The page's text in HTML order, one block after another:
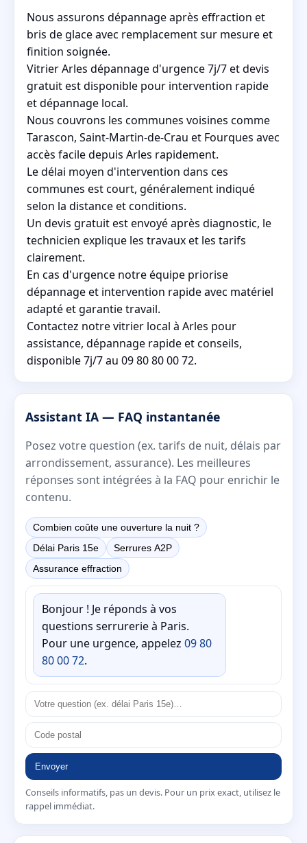
Nous assurons dépannage après effraction et
bris de glace avec remplacement sur mesure et
finition soignée.
Vitrier Arles dépannage d'urgence 7j/7 et devis
gratuit est disponible pour intervention rapide
et dépannage local.
Nous couvrons les communes voisines comme
Tarascon, Saint-Martin-de-Crau et Fourques avec
accès facile depuis Arles rapidement.
Le délai moyen d'intervention dans ces
communes est court, généralement indiqué
selon la distance et conditions.
Un devis gratuit est envoyé après diagnostic, le
technicien explique les travaux et les tarifs
clairement.
En cas d'urgence notre équipe priorise
dépannage et intervention rapide avec matériel
adapté et garantie travail.
Contactez notre vitrier local à Arles pour
assistance, dépannage rapide et conseils,
disponible 7j/7 au 09 80 80 00 72.
Assistant IA — FAQ instantanée
Posez votre question (ex. tarifs de nuit, délais par
arrondissement, assurance). Les meilleures
réponses sont intégrées à la FAQ pour enrichir le
contenu.
Combien coûte une ouverture la nuit ?
Délai Paris 15e
Serrures A2P
Assurance effraction
Bonjour ! Je réponds à vos
questions serrurerie à Paris.
Pour une urgence, appelez 09 80
80 00 72.
Envoyer
Conseils informatifs, pas un devis. Pour un prix exact, utilisez le
rappel immédiat.